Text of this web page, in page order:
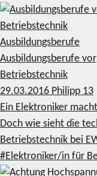
Ausbildungsberufe
Ausbildungsberufe
Betriebstechnik
29.03.2016 Philipp 13
Ein Elektroniker
Doch wie sieht die
Betriebstechnik bei
#Elektroniker/in für